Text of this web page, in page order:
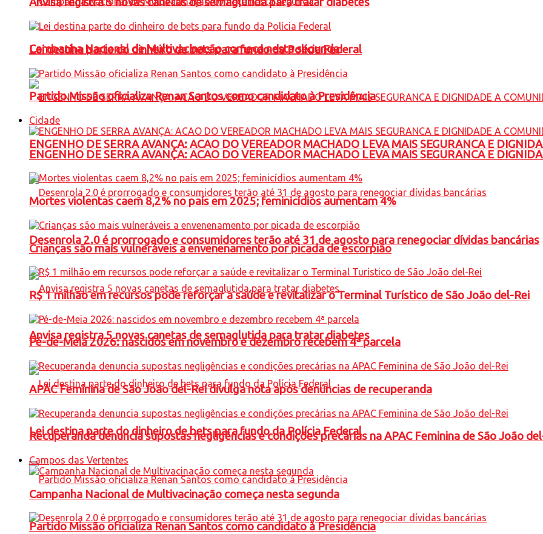
Campanha Nacional de Multivacinação começa nesta segunda
ENGENHO DE SERRA AVANÇA: ACAO DO VEREADOR MACHADO LEVA MAIS SEGURANCA E
Desenrola 2.0 é prorrogado e consumidores terão até 31 de agosto para renegociar dívidas bancárias
Anvisa registra 5 novas canetas de semaglutida para tratar diabetes
Lei destina parte do dinheiro de bets para fundo da Polícia Federal
Partido Missão oficializa Renan Santos como candidato à Presidência
Lei destina parte do dinheiro de bets para fundo da Polícia Federal
Partido Missão oficializa Renan Santos como candidato à Presidência
Cidade
ENGENHO DE SERRA AVANÇA: ACAO DO VEREADOR MACHADO LEVA MAIS SEGURANCA E
Mortes violentas caem 8,2% no país em 2025; feminicídios aumentam 4%
Crianças são mais vulneráveis a envenenamento por picada de escorpião
R$ 1 milhão em recursos pode reforçar a saúde e revitalizar o Terminal Turístico de São João del-Rei
Pé-de-Meia 2026: nascidos em novembro e dezembro recebem 4ª parcela
APAC Feminina de São João del-Rei divulga nota após denúncias de recuperanda
Recuperanda denuncia supostas negligências e condições precárias na APAC Feminina de São João
Campos das Vertentes
Campanha Nacional de Multivacinação começa nesta segunda